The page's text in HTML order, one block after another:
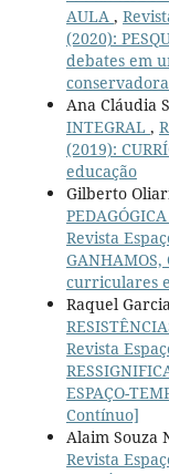
AULA ,
(2020):
debates em
Ana Cláudia
INTEGRAL ,
(2019):
educação
Gilberto
Revista
GANHAMOS,
curriculares
Raquel
Revista
ESPAÇO-
Contínuo]
Alaim Souza
Revista